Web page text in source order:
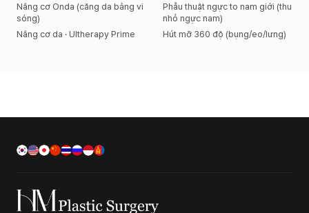
Nâng cơ Onda (căng da bằng vi
sóng)
Nâng cơ da · Ultherapy Prime
Phẫu thuật ngực to nam giới (thu
nhỏ ngực nam)
Hút mỡ 360 độ (bụng/eo/lưng)